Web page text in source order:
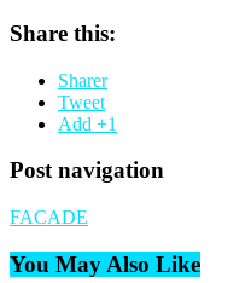
Share this:
Sharer
Tweet
Add +1
Post navigation
FACADE
You May Also Like